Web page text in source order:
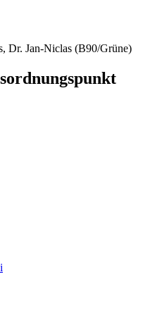
Dr. Jan-Niclas (B90/Grüne)